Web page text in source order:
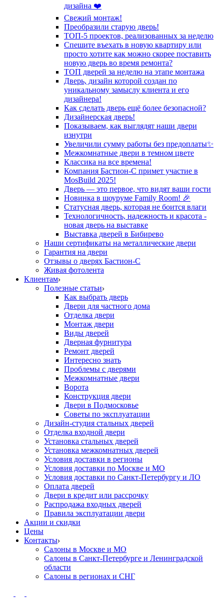
дизайна ❤️
Свежий монтаж!
Преобразили старую дверь!
ТОП-5 проектов, реализованных за неделю
Спешите въехать в новую квартиру или
просто хотите как можно скорее поставить
новую дверь во время ремонта?
ТОП дверей за неделю на этапе монтажа
Дверь, дизайн которой создан по
уникальному замыслу клиента и его
дизайнера!
Как сделать дверь ещё более безопасной?
Дизайнерская дверь!
Показываем, как выглядят наши двери
изнутри
Увеличили сумму работы без предоплаты✨
Межкомнатные двери в темном цвете
Классика на все времена!
Компания Бастион-С примет участие в
MosBuild 2025!
Дверь — это первое, что видят ваши гости
Новинка в шоуруме Family Room! 🎉
Статусная дверь, которая не боится влаги
Технологичность, надежность и красота -
новая дверь на выставке
Выставка дверей в Бибирево
Наши сертификаты на металлические двери
Гарантия на двери
Отзывы о дверях Бастион-С
Живая фотолента
Клиентам
Полезные статьи
Как выбрать дверь
Двери для частного дома
Отделка двери
Монтаж двери
Виды дверей
Дверная фурнитура
Ремонт дверей
Интересно знать
Проблемы с дверями
Межкомнатные двери
Ворота
Конструкция двери
Двери в Подмосковье
Cоветы по эксплуатации
Дизайн-студия стальных дверей
Отделка входной двери
Установка стальных дверей
Установка межкомнатных дверей
Условия доставки в регионы
Условия доставки по Москве и МО
Условия доставки по Санкт-Петербургу и ЛО
Оплата дверей
Двери в кредит или рассрочку
Распродажа входных дверей
Правила эксплуатации двери
Акции и скидки
Цены
Контакты
Салоны в Москве и МО
Салоны в Санкт-Петербурге и Ленинградской
области
Салоны в регионах и СНГ